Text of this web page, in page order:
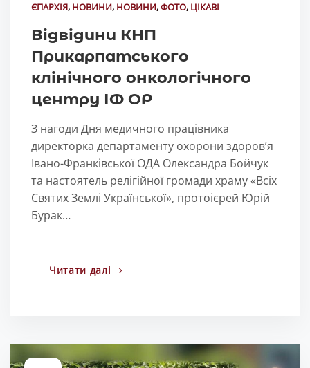
ЄПАРХІЯ, НОВИНИ, НОВИНИ,ФОТО, ЦІКАВІ
Відвідини КНП
Прикарпатського
клінічного онкологічного
центру ІФ ОР
З нагоди Дня медичного працівника
директорка департаменту охорони здоров’я
Івано-Франківської ОДА Олександра Бойчук
та настоятель релігійної громади храму «Всіх
Святих Землі Української», протоієрей Юрій
Бурак…
Читати далі